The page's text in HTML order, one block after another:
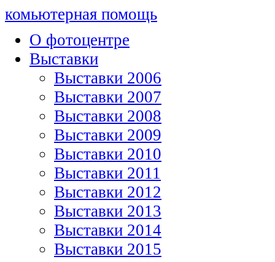
комьютерная помощь
О фотоцентре
Выставки
Выставки 2006
Выставки 2007
Выставки 2008
Выставки 2009
Выставки 2010
Выставки 2011
Выставки 2012
Выставки 2013
Выставки 2014
Выставки 2015